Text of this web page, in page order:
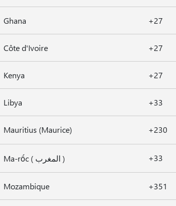
Ghana +27
Côte d'Ivoire +27
Kenya +27
Libya +33
Mauritius (Maurice) +230
Ma-rốc ( المغرب ) +33
Mozambique +351